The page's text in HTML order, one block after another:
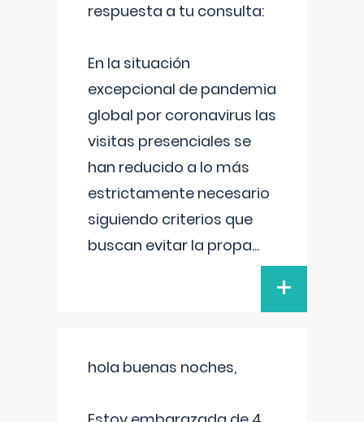
respuesta a tu consulta:
En la situación
excepcional de pandemia
global por coronavirus las
visitas presenciales se
han reducido a lo más
estrictamente necesario
siguiendo criterios que
buscan evitar la propa...
+
hola buenas noches,